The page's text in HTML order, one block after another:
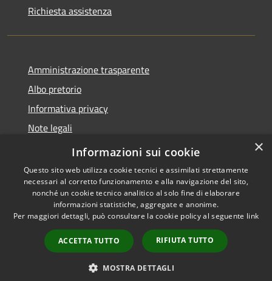
Richiesta assistenza
Amministrazione trasparente
Albo pretorio
Informativa privacy
Note legali
Dichiarazione di accessibilità
Accessibilità
Copyright © 2026 • Comune di
Miradolo Terme • Powered by
Municipium•
Accesso
redazione
×
Informazioni sui cookie
Questo sito web utilizza cookie tecnici e assimilati strettamente
necessari al corretto funzionamento e alla navigazione del sito,
nonché un cookie tecnico analitico al solo fine di elaborare
informazioni statistiche, aggregate e anonime.
Per maggiori dettagli, può consultare la cookie policy al seguente link
ACCETTA TUTTO RIFIUTA TUTTO
MOSTRA DETTAGLI